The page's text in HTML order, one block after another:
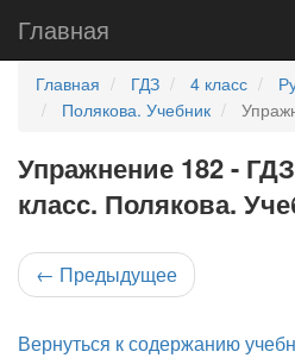
Главная
Главная ГДЗ 4 класс
Полякова. Учебник
Упражнение 182 -
класс. Полякова.
← Предыдущее
Вернуться к содержанию